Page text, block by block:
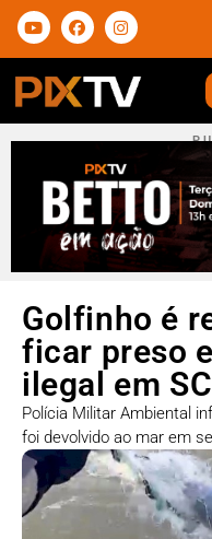
P
Golfinho é
ficar preso
ilegal em
Polícia Militar Ambiental
foi devolvido ao mar em